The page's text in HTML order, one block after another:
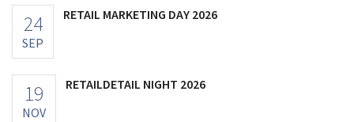
24
SEP
RETAIL MARKETING DAY 2026
19
NOV
RETAILDETAIL NIGHT 2026